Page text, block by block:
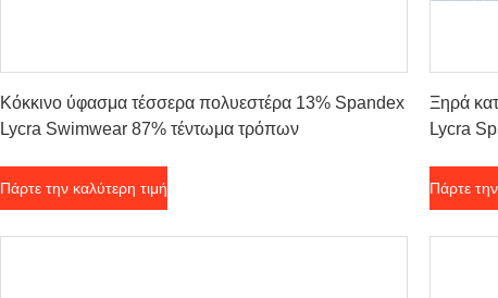
Κόκκινο ύφασμα τέσσερα πολυεστέρα 13% Spandex
Lycra Swimwear 87% τέντωμα τρόπων
Πάρτε την καλύτερη τιμή
Ξηρά
Lycra
Πάρτε